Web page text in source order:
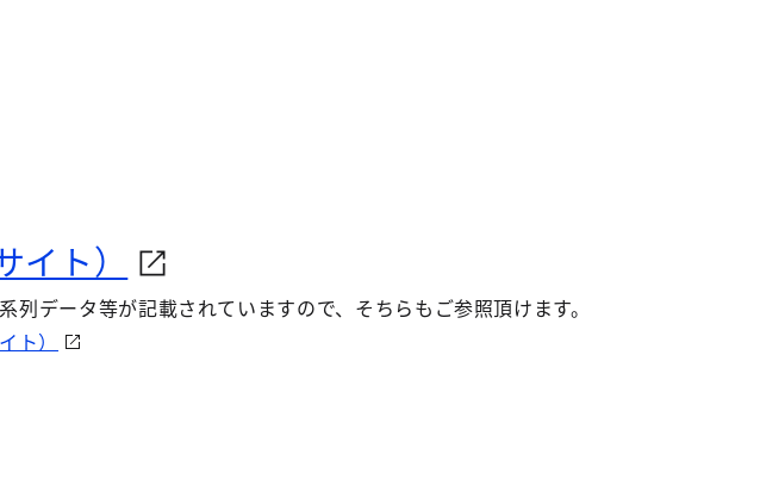
ト）
データ等が記載されていますので、そちらもご参照頂けます。
）